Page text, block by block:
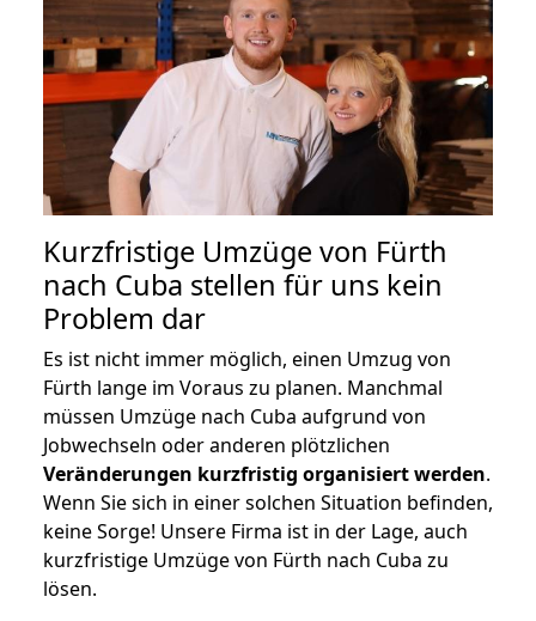
Kurzfristige Umzüge von Fürth
nach Cuba stellen für uns kein
Problem dar
Es ist nicht immer möglich, einen Umzug von
Fürth lange im Voraus zu planen. Manchmal
müssen Umzüge nach Cuba aufgrund von
Jobwechseln oder anderen plötzlichen
Veränderungen kurzfristig organisiert werden.
Wenn Sie sich in einer solchen Situation befinden,
keine Sorge! Unsere Firma ist in der Lage, auch
kurzfristige Umzüge von Fürth nach Cuba zu
lösen.